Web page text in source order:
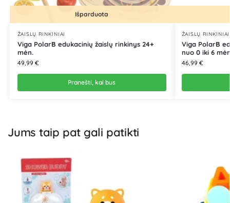
Išparduota
ŽAISLŲ RINKINIAI
Viga PolarB edukacinių žaislų rinkinys 24+
mėn.
49,99 €
Pranešti, kai bus
ŽAISLŲ RINKINIAI
Viga PolarB
nuo 0 iki 6
46,99 €
Jums taip pat gali patikti